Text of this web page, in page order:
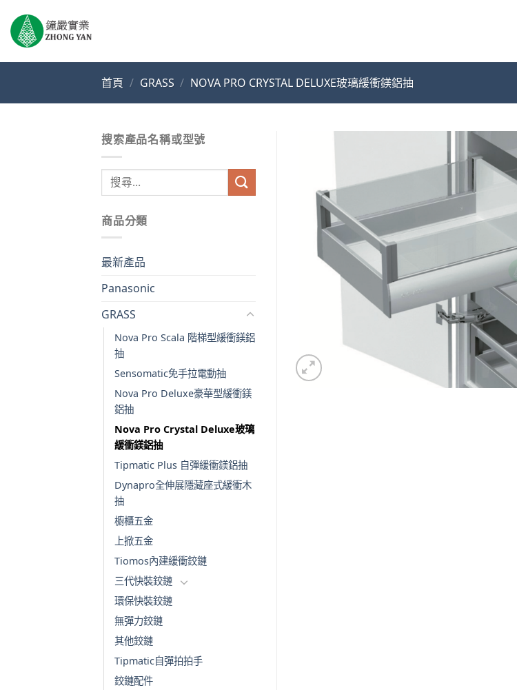
content
首頁 / GRASS / NOVA PRO CRYSTAL DELUXE玻璃緩衝鎂鋁抽
搜索產品名稱或型號
鍵
字:
商品分類
最新產品
Panasonic
GRASS
Nova Pro Scala 階梯型緩衝鎂鋁
抽
Sensomatic免手拉電動抽
Nova Pro Deluxe豪華型緩衝鎂
鋁抽
Nova Pro Crystal Deluxe玻璃
緩衝鎂鋁抽
Tipmatic Plus 自彈緩衝鎂鋁抽
Dynapro全伸展隱藏座式緩衝木
抽
櫥櫃五金
上掀五金
Tiomos內建緩衝鉸鏈
三代快裝鉸鏈
環保快裝鉸鏈
無彈力鉸鏈
其他鉸鏈
Tipmatic自彈拍拍手
鉸鏈配件